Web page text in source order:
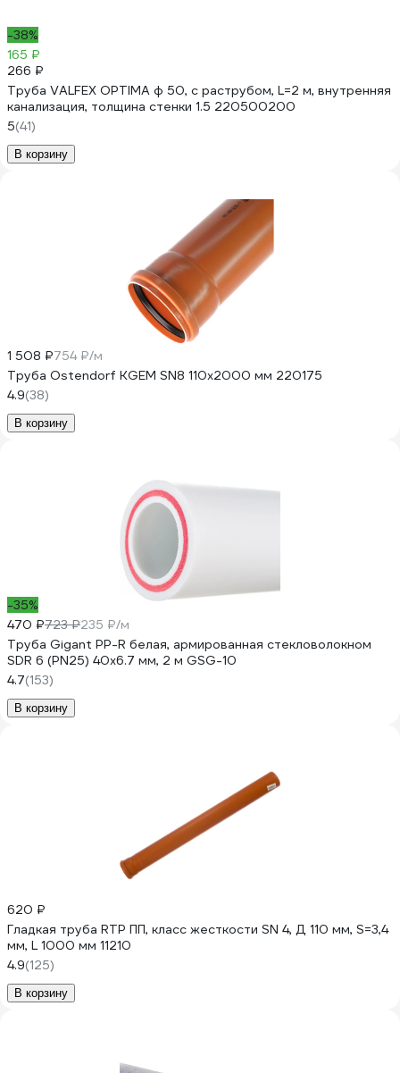
-38%
165 ₽
266 ₽
Труба VALFEX OPTIMA ф 50, с раструбом, L=2 м, внутренняя
канализация, толщина стенки 1.5 220500200
5(41)
В корзину
1 508 ₽754 ₽/м
Труба Ostendorf KGEM SN8 110x2000 мм 220175
4.9(38)
В корзину
-35%
470 ₽723 ₽235 ₽/м
Труба Gigant PP-R белая, армированная стекловолокном
SDR 6 (PN25) 40x6.7 мм, 2 м GSG-10
4.7(153)
В корзину
620 ₽
Гладкая труба RTP ПП, класс жесткости SN 4, Д 110 мм, S=3,4
мм, L 1000 мм 11210
4.9(125)
В корзину